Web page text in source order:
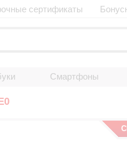
сертификаты
Смартфоны